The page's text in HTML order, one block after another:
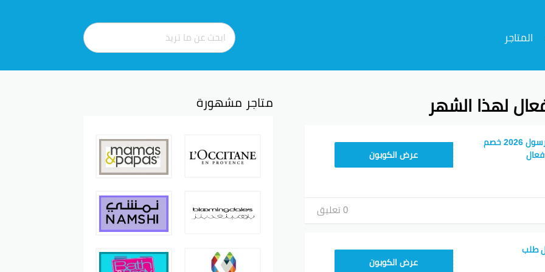
المتاجر
لهذا الشهر
احدث كوبون خصم مرسول 2026 خصم
9637E048عرض الكوبون
0 تعليق
طلب
9637E048عرض الكوبون
متاجر مشهورة